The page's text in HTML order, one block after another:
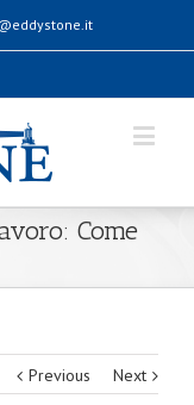
Come
Previous Next